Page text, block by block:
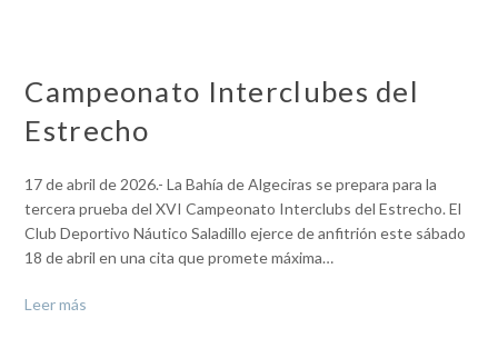
Campeonato Interclubes del
Estrecho
17 de abril de 2026.- La Bahía de Algeciras se prepara para la
tercera prueba del XVI Campeonato Interclubs del Estrecho. El
Club Deportivo Náutico Saladillo ejerce de anfitrión este sábado
18 de abril en una cita que promete máxima…
Leer más